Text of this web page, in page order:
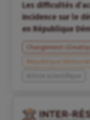
Les difficultés
incidence sur le
en République
Changement
République